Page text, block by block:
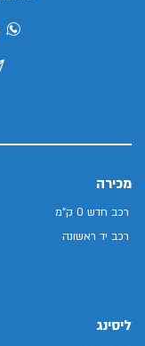
מכירה
רכב חדש 0 ק"מ
רכב יד ראשונה
ליסינג